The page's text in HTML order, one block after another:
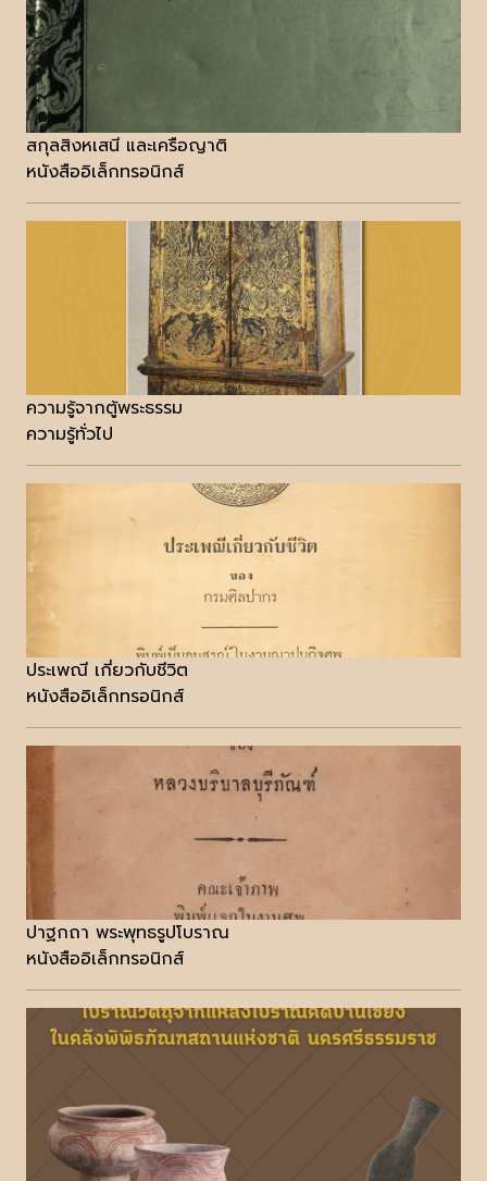
สกุลสิงหเสนี และเครือญาติ
หนังสืออิเล็กทรอนิกส์
ความรู้จากตู้พระธรรม
ความรู้ทั่วไป
ประเพณี เกี่ยวกับชีวิต
หนังสืออิเล็กทรอนิกส์
ปาฐกถา พระพุทธรูปโบราณ
หนังสืออิเล็กทรอนิกส์